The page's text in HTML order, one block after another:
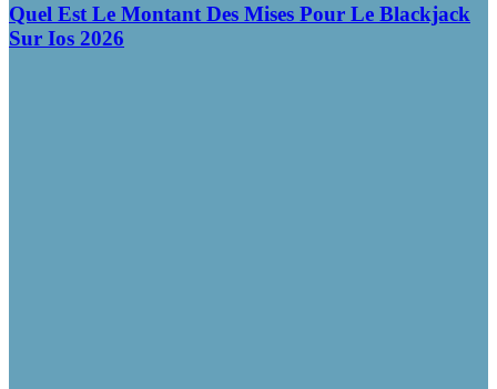
Quel Est Le Montant Des Mises Pour Le Blackjack
Sur Ios 2026